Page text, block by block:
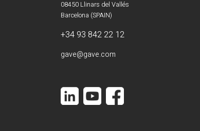
08450 Llinars del Vallés
Barcelona (SPAIN)
+34 93 842 22 12
gave@gave.com